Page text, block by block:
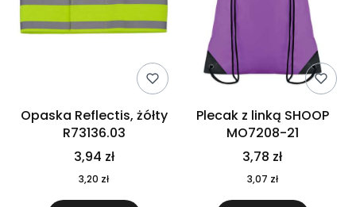
Opaska Reflectis, żółty
R73136.03
3,94 zł
3,20 zł
Plecak z linką SHOOP
MO7208-21
3,78 zł
3,07 zł